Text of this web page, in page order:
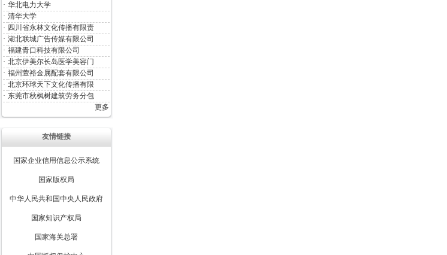
· 华北电力大学
· 清华大学
· 四川省永林文化传播有限责
· 湖北联城广告传媒有限公司
· 福建青口科技有限公司
· 北京伊美尔长岛医学美容门
· 福州萱裕金属配套有限公司
· 北京环球天下文化传播有限
· 东莞市秋枫树建筑劳务分包
更多
友情链接
国家企业信用信息公示系统
国家版权局
中华人民共和国中央人民政府
国家知识产权局
国家海关总署